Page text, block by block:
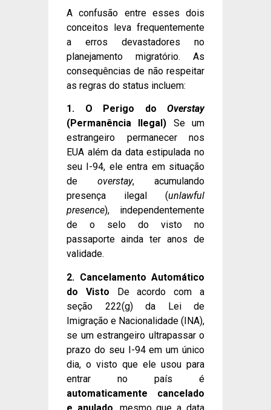
A confusão entre esses dois
conceitos leva frequentemente
a erros devastadores no
planejamento migratório. As
consequências de não respeitar
as regras do status incluem:
1. O Perigo do Overstay
(Permanência Ilegal) Se um
estrangeiro permanecer nos
EUA além da data estipulada no
seu I-94, ele entra em situação
de overstay, acumulando
presença ilegal (unlawful
presence), independentemente
de o selo do visto no
passaporte ainda ter anos de
validade.
2. Cancelamento Automático
do Visto De acordo com a
seção 222(g) da Lei de
Imigração e Nacionalidade (INA),
se um estrangeiro ultrapassar o
prazo do seu I-94 em um único
dia, o visto que ele usou para
entrar no país é
automaticamente cancelado